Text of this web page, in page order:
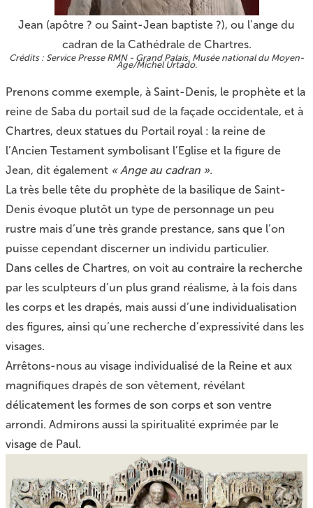
Jean (apôtre ? ou Saint-Jean baptiste ?), ou l’ange du
cadran de la Cathédrale de Chartres.
Service Presse RMN - Grand Palais, Musée national du Moyen-
Age/Michel Urtado.
Prenons comme exemple, à Saint-Denis, le prophète et la
reine de Saba du portail sud de la façade occidentale, et à
Chartres, deux statues du Portail royal : la reine de
l’Ancien Testament symbolisant l’Eglise et la figure de
Jean, dit également « Ange au cadran ».
La très belle tête du prophète de la basilique de Saint-
Denis évoque plutôt un type de personnage un peu
rustre mais d’une très grande prestance, sans que l’on
puisse cependant discerner un individu particulier.
Dans celles de Chartres, on voit au contraire la recherche
par les sculpteurs d’un plus grand réalisme, à la fois dans
les corps et les drapés, mais aussi d’une individualisation
des figures, ainsi qu’une recherche d’expressivité dans les
visages.
Arrêtons-nous au visage individualisé de la Reine et aux
magnifiques drapés de son vêtement, révélant
délicatement les formes de son corps et son ventre
arrondi. Admirons aussi la spiritualité exprimée par le
visage de Paul.